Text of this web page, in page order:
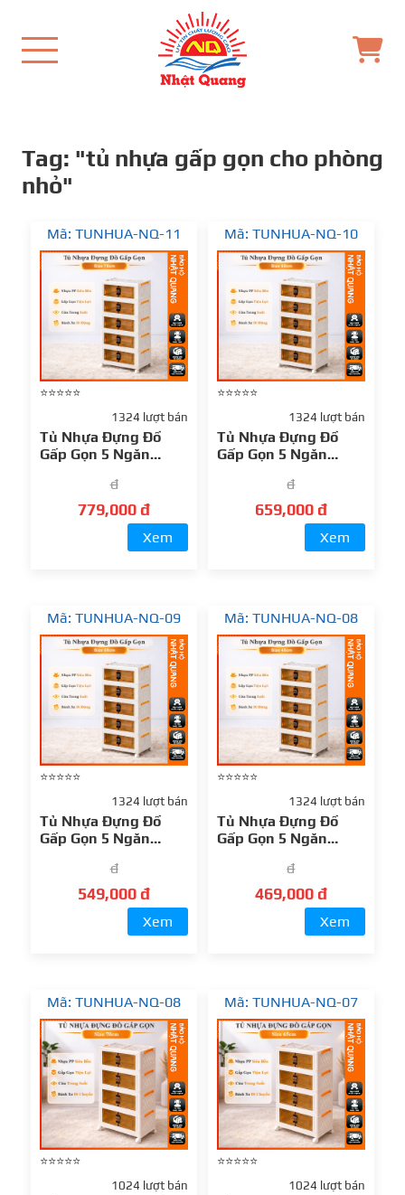
Tag: "tủ nhựa gấp gọn cho phòng
nhỏ"
Mã: TUNHUA-NQ-11
⭐⭐⭐⭐⭐
1324 lượt bán
Tủ Nhựa Đựng Đồ
Gấp Gọn 5 Ngăn
Thông Minh, Lưu Trữ
Gọn Gàng
đ
779,000 đ
Xem
Mã: TUNHUA-NQ-10
⭐⭐⭐⭐⭐
1324 lượt bán
Tủ Nhựa Đựng Đồ
Gấp Gọn 5 Ngăn
Thông Minh, Lưu Trữ
Gọn Gàng
đ
659,000 đ
Xem
Mã: TUNHUA-NQ-09
⭐⭐⭐⭐⭐
1324 lượt bán
Tủ Nhựa Đựng Đồ
Gấp Gọn 5 Ngăn
Thông Minh, Lưu Trữ
Gọn Gàng
đ
549,000 đ
Xem
Mã: TUNHUA-NQ-08
⭐⭐⭐⭐⭐
1324 lượt bán
Tủ Nhựa Đựng Đồ
Gấp Gọn 5 Ngăn
Thông Minh, Lưu Trữ
Gọn Gàng
đ
469,000 đ
Xem
Mã: TUNHUA-NQ-08
⭐⭐⭐⭐⭐
1024 lượt bán
Mã: TUNHUA-NQ-07
⭐⭐⭐⭐⭐
1024 lượt bán